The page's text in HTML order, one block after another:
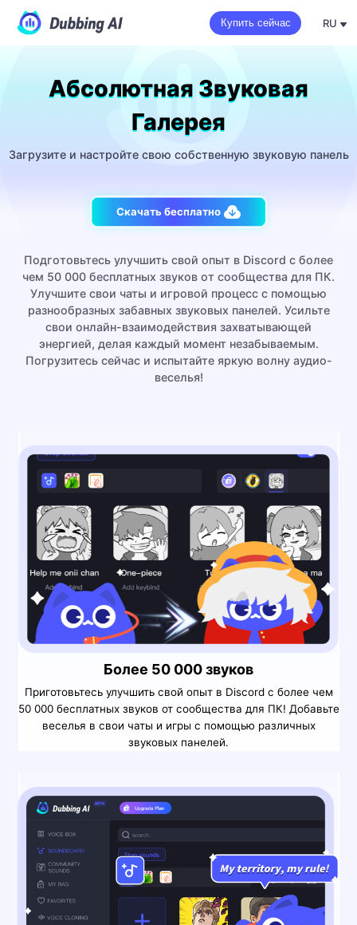
Купить сейчас RU
Абсолютная Звуковая
Галерея
Загрузите и настройте свою собственную звуковую панель
Скачать бесплатно
Подготовьтесь улучшить свой опыт в Discord с более
чем 50 000 бесплатных звуков от сообщества для ПК.
Улучшите свои чаты и игровой процесс с помощью
разнообразных забавных звуковых панелей. Усильте
свои онлайн-взаимодействия захватывающей
энергией, делая каждый момент незабываемым.
Погрузитесь сейчас и испытайте яркую волну аудио-
веселья!
Более 50 000 звуков
Приготовьтесь улучшить свой опыт в Discord с более чем
50 000 бесплатных звуков от сообщества для ПК! Добавьте
веселья в свои чаты и игры с помощью различных
звуковых панелей.